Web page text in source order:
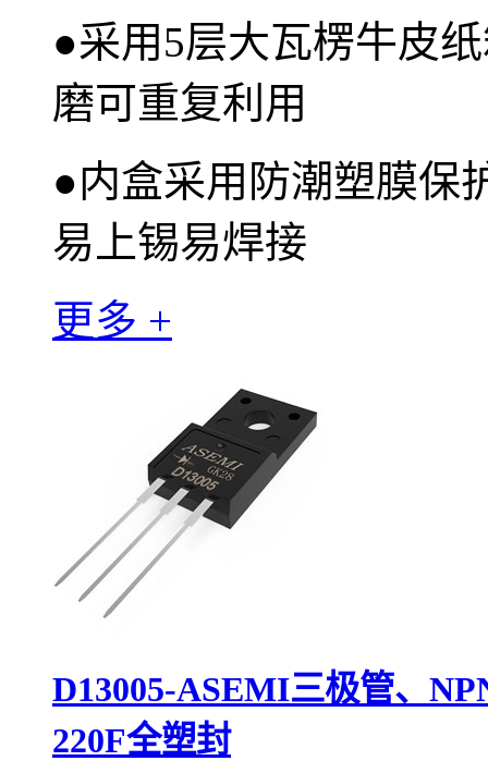
●采用5层大瓦楞牛皮
磨可重复利用
●内盒采用防潮塑膜保
易上锡易焊接
更多 +
D13005-ASEMI三极管、
220F全塑封